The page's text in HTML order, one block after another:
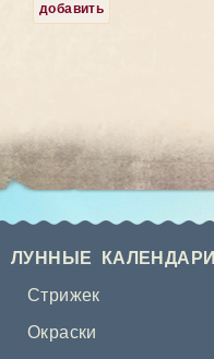
добавить
ЛУННЫЕ КАЛЕНДАРИ
Стрижек
Окраски